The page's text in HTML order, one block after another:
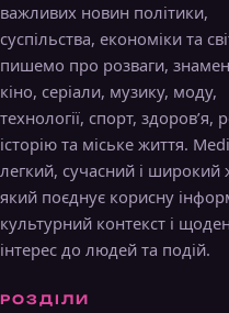
важливих новин політики,
суспільства, економіки та
пишемо про розваги,
кіно, серіали, музику, моду,
технології, спорт, здоров’я,
історію та міське життя.
легкий, сучасний і широкий
який поєднує корисну
культурний контекст і
інтерес до людей та подій.
РОЗДІЛИ